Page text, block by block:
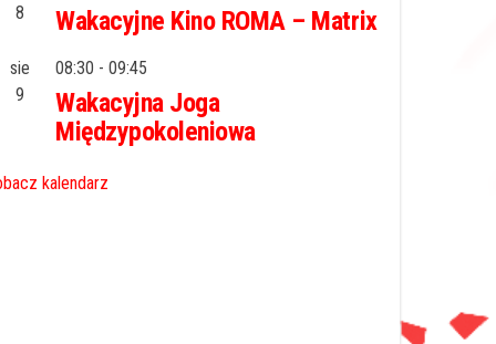
8 Wakacyjne Kino ROMA – Matrix
sie
9
08:30 - 09:45
Wakacyjna Joga
Międzypokoleniowa
kalendarz